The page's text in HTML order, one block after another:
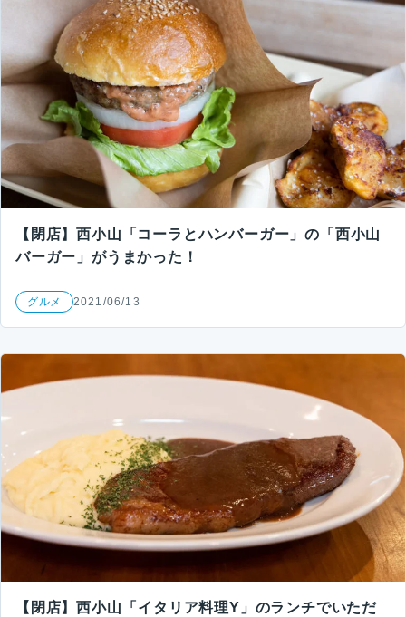
【閉店】西小山「コーラとハンバーガー」の「西小山
バーガー」がうまかった！
グルメ 2021/06/13
【閉店】西小山「イタリア料理Y」のランチでいただ